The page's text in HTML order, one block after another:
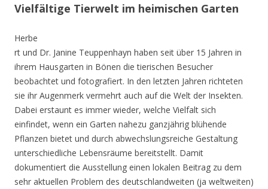
Vielfältige Tierwelt im heimischen Garten
Herbe
rt und Dr. Janine Teuppenhayn haben seit über 15 Jahren in
ihrem Hausgarten in Bönen die tierischen Besucher
beobachtet und fotografiert. In den letzten Jahren richteten
sie ihr Augenmerk vermehrt auch auf die Welt der Insekten.
Dabei erstaunt es immer wieder, welche Vielfalt sich
einfindet, wenn ein Garten nahezu ganzjährig blühende
Pflanzen bietet und durch abwechslungsreiche Gestaltung
unterschiedliche Lebensräume bereitstellt. Damit
dokumentiert die Ausstellung einen lokalen Beitrag zu dem
sehr aktuellen Problem des deutschlandweiten (ja weltweiten)